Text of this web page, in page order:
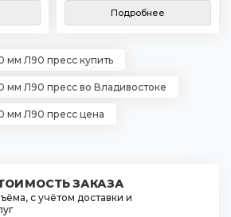
Подробнее
мм Л90 пресс купить
мм Л90 пресс во Владивостоке
мм Л90 пресс цена
ЗАКАЗА
с учётом доставки и